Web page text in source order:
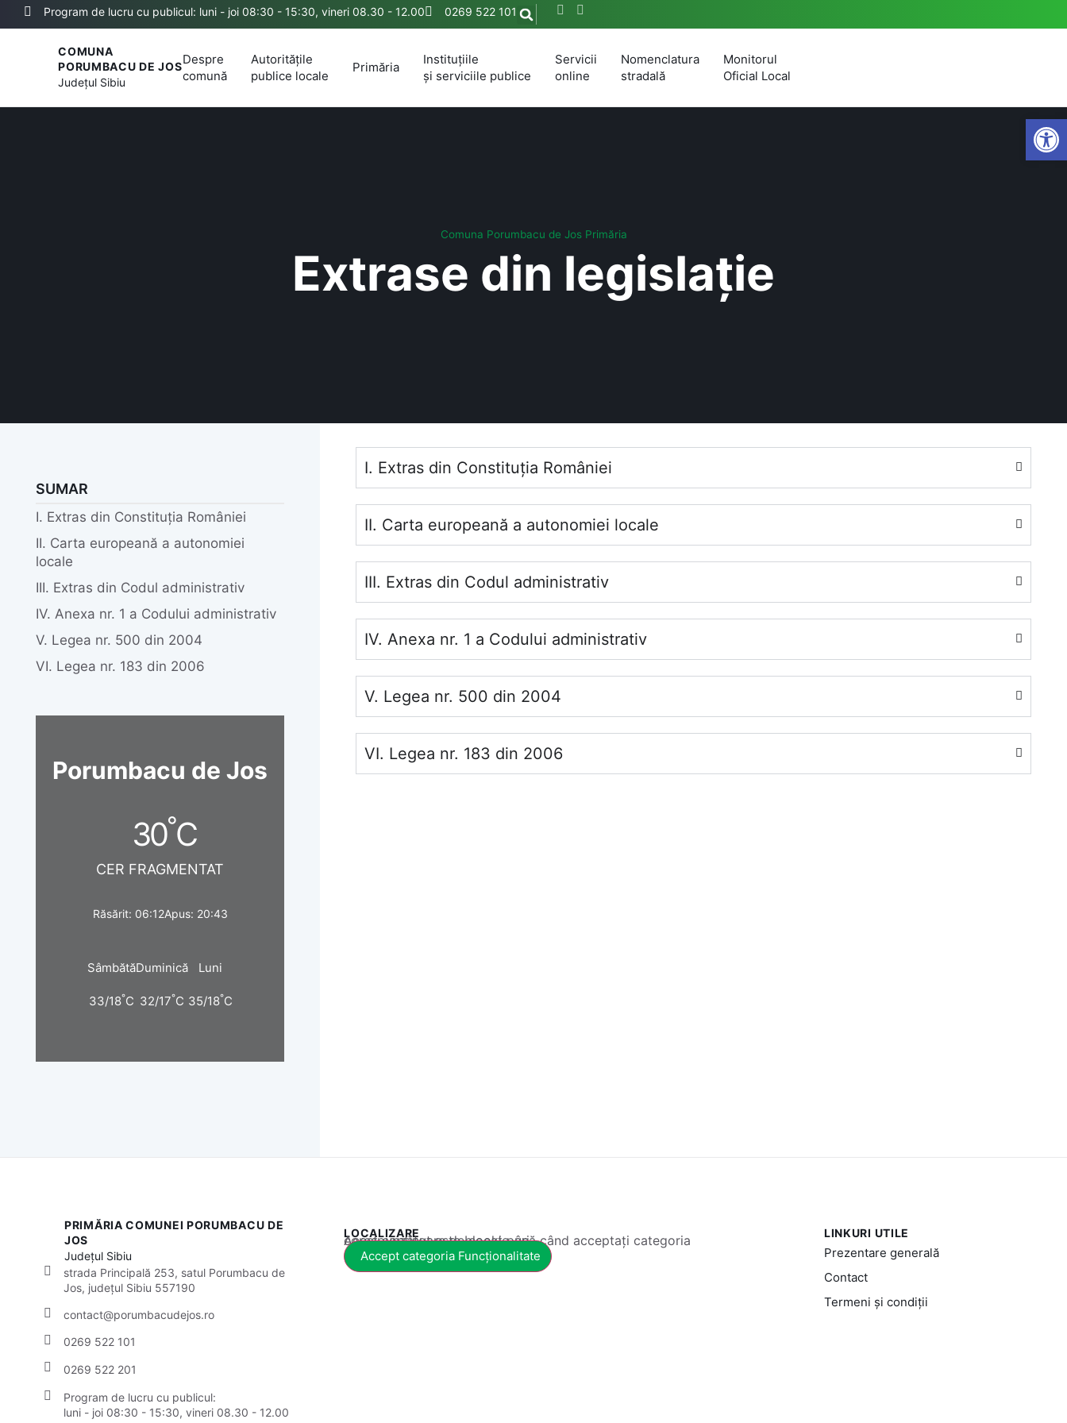
Program de lucru cu publicul: luni - joi 08:30 - 15:30, vineri 08.30 - 12.00 0269 522 101
COMUNA
PORUMBACU DE JOS
Județul Sibiu
Despre
comună
Autoritățile
publice locale
Primăria
Instituțiile
și serviciile publice
Servicii
online
Nomenclatura
stradală
Monitorul
Oficial Local
Comuna Porumbacu de Jos Primăria
Extrase din legislație
SUMAR
I. Extras din Constituția României
II. Carta europeană a autonomiei
locale
III. Extras din Codul administrativ
IV. Anexa nr. 1 a Codului administrativ
V. Legea nr. 500 din 2004
VI. Legea nr. 183 din 2006
Porumbacu de Jos
30°C
CER FRAGMENTAT
Răsărit: 06:12Apus: 20:43
Sâmbătă
33/18°C
Duminică
32/17°C
Luni
35/18°C
I. Extras din Constituția României
II. Carta europeană a autonomiei locale
III. Extras din Codul administrativ
IV. Anexa nr. 1 a Codului administrativ
V. Legea nr. 500 din 2004
VI. Legea nr. 183 din 2006
PRIMĂRIA COMUNEI PORUMBACU DE
JOS
Județul Sibiu
strada Principală 253, satul Porumbacu de
Jos, județul Sibiu 557190
contact@porumbacudejos.ro
0269 522 101
0269 522 201
Program de lucru cu publicul:
luni - joi 08:30 - 15:30, vineri 08.30 - 12.00
LOCALIZARE
Acest conținut este blocat până când acceptați categoria corespunzătoare de cookie-uri.
Accept categoria Funcționalitate
LINKURI UTILE
Prezentare generală
Contact
Termeni și condiții